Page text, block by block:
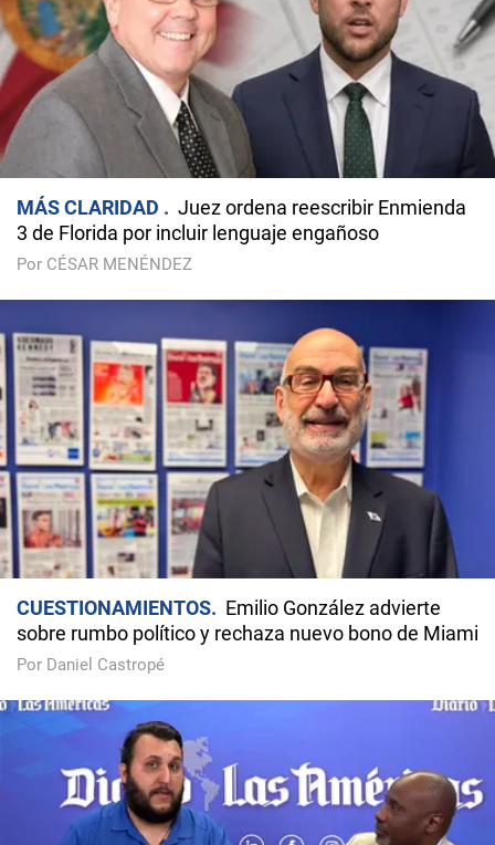
MÁS CLARIDAD
Juez ordena reescribir Enmienda
3 de Florida por incluir lenguaje engañoso
Por CÉSAR MENÉNDEZ
CUESTIONAMIENTOS
Emilio González advierte
sobre rumbo político y rechaza nuevo bono de Miami
Por Daniel Castropé